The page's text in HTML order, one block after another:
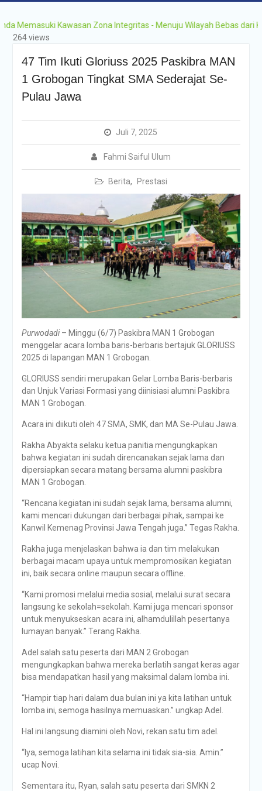
Kawasan Zona Integritas - Menuju Wilayah Bebas dari
264 views
47 Tim Ikuti Gloriuss 2025 Paskibra MAN
1 Grobogan Tingkat SMA Sederajat Se-
Pulau Jawa
Juli 7, 2025
Fahmi Saiful Ulum
Berita, Prestasi
Purwodadi– Minggu (6/7) Paskibra MAN 1 Grobogan
menggelar acara lomba baris-berbaris bertajuk GLORIUSS
2025 di lapangan MAN 1 Grobogan.
GLORIUSS sendiri merupakan Gelar Lomba Baris-berbaris
dan Unjuk Variasi Formasi yang diinisiasi alumni Paskibra
MAN 1 Grobogan.
Acara ini diikuti oleh 47 SMA, SMK, dan MA Se-Pulau Jawa.
Rakha Abyakta selaku ketua panitia mengungkapkan
bahwa kegiatan ini sudah direncanakan sejak lama dan
dipersiapkan secara matang bersama alumni paskibra
MAN 1 Grobogan.
“Rencana kegiatan ini sudah sejak lama, bersama alumni,
kami mencari dukungan dari berbagai pihak, sampai ke
Kanwil Kemenag Provinsi Jawa Tengah juga.” Tegas Rakha.
Rakha juga menjelaskan bahwa ia dan tim melakukan
berbagai macam upaya untuk mempromosikan kegiatan
ini, baik secara online maupun secara offline.
“Kami promosi melalui media sosial, melalui surat secara
langsung ke sekolah=sekolah. Kami juga mencari sponsor
untuk menyukseskan acara ini, alhamdulillah pesertanya
lumayan banyak.” Terang Rakha.
Adel salah satu peserta dari MAN 2 Grobogan
mengungkapkan bahwa mereka berlatih sangat keras agar
bisa mendapatkan hasil yang maksimal dalam lomba ini.
“Hampir tiap hari dalam dua bulan ini ya kita latihan untuk
lomba ini, semoga hasilnya memuaskan.” ungkap Adel.
Hal ini langsung diamini oleh Novi, rekan satu tim adel.
“Iya, semoga latihan kita selama ini tidak sia-sia. Amin.”
ucap Novi.
Sementara itu, Ryan, salah satu peserta dari SMKN 2